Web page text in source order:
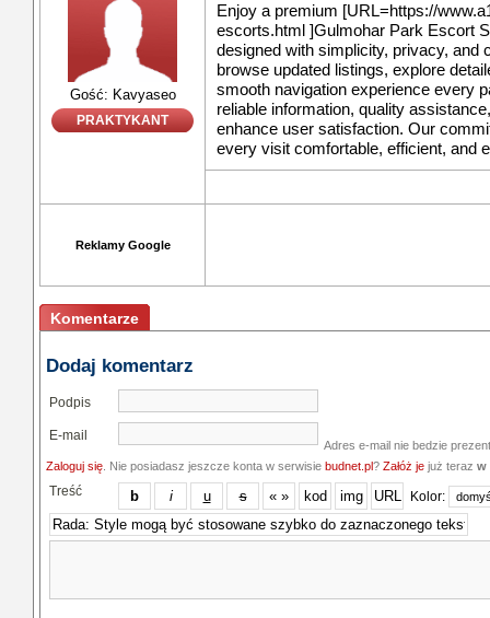
Gość: Kavyaseo
PRAKTYKANT
Enjoy a premium [URL=https://
escorts.html ]Gulmohar Park Escort
designed with simplicity, privacy, and
browse updated listings, explore
smooth navigation experience every
reliable information, quality
enhance user satisfaction. Our
every visit comfortable, efficient, and
Reklamy Google
Komentarze
Dodaj komentarz
Podpis
E-mail
Adres e-mail nie bedzie
Zaloguj się . Nie posiadasz jeszcze konta w serwisie budnet.pl? Załóż je już teraz w
Treść Kolor: